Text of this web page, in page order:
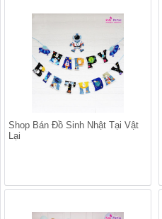
Shop Bán Đồ Sinh Nhật Tại Vật
Lại